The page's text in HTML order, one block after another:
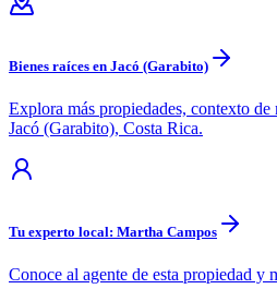
Bienes raíces en Jacó (Garabito)
Explora más propiedades, contexto
Jacó (Garabito), Costa Rica.
Tu experto local: Martha Campos
Conoce al agente de esta propiedad y